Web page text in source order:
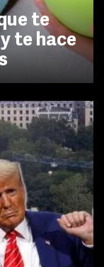
te
te hace